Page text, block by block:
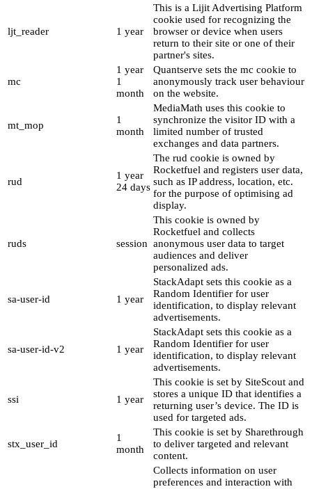
ljt_reader 1 year
This is a Lijit Advertising Platform
cookie used for recognizing the
browser or device when users
return to their site or one of their
partner's sites.
mc
1 year
1
month
Quantserve sets the mc cookie to
anonymously track user behaviour
on the website.
mt_mop
1
month
MediaMath uses this cookie to
synchronize the visitor ID with a
limited number of trusted
exchanges and data partners.
rud
1 year
24 days
The rud cookie is owned by
Rocketfuel and registers user data,
such as IP address, location, etc.
for the purpose of optimising ad
display.
ruds session
This cookie is owned by
Rocketfuel and collects
anonymous user data to target
audiences and deliver
personalized ads.
sa-user-id 1 year
StackAdapt sets this cookie as a
Random Identifier for user
identification, to display relevant
advertisements.
sa-user-id-v2 1 year
StackAdapt sets this cookie as a
Random Identifier for user
identification, to display relevant
advertisements.
ssi 1 year
This cookie is set by SiteScout and
stores a unique ID that identifies a
returning user’s device. The ID is
used for targeted ads.
stx_user_id
1
month
This cookie is set by Sharethrough
to deliver targeted and relevant
content.
Collects information on user
preferences and interaction with